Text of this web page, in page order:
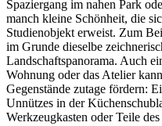
Spaziergang im nahen Park
manch kleine Schönheit, die
Studienobjekt erweist. Zum
im Grunde dieselbe
Landschaftspanorama. Auch
Wohnung oder das Atelier
Gegenstände zutage fördern:
Unnützes in der
Werkzeugkasten oder Teile